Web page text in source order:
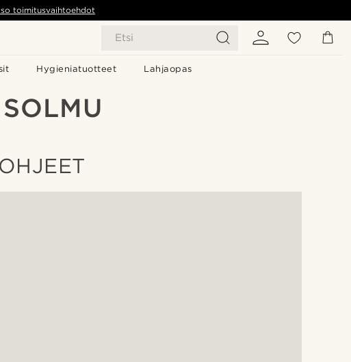
Etsi
Hygieniatuotteet Lahjaopas
toimitusvaihtoehdot